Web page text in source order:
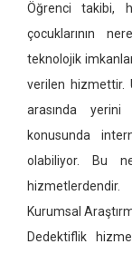
Öğrenci takibi,
çocuklarının
teknolojik
verilen hizmettir.
arasında yerini
konusunda
olabiliyor. Bu
hizmetlerdendir.
Kurumsal
Dedektiflik